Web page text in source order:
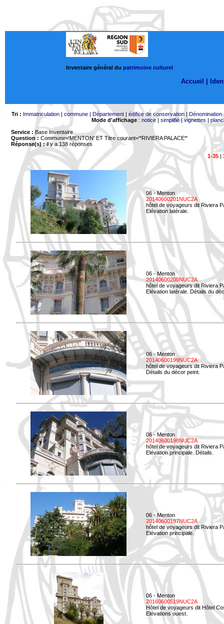
Inventaire général du patrimoine culturel
Accueil |
Tri : Immatriculation| commune| Département| édifice de conservation| Dénomination
Mode d'affichage: notice| simplifié|vignettes |
Service : Base Inventaire
Question : Commune='MENTON' ET Titre courant='*RIVIERA PALACE*'
Réponse(s) :il y a 138 réponses
1-35|
06 - Menton
20140600201NUC2A
hôtel de voyageurs dit Riviera
Elévation latérale.
06 - Menton
20140600200NUC2A
hôtel de voyageurs dit Riviera
Elévation latérale. Détails du
06 - Menton
20140600199NUC2A
hôtel de voyageurs dit Riviera
Détails du décor peint.
06 - Menton
20140600198NUC2A
hôtel de voyageurs dit Riviera
Elévation principale. Détails.
06 - Menton
20140600197NUC2A
hôtel de voyageurs dit Riviera
Elévation principale.
06 - Menton
20160600519NUC2A
Hôtel de voyageurs dit Hôtel
Elévations ouest.